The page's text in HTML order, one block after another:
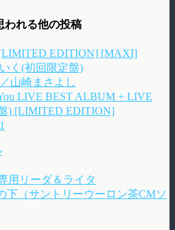
われる他の投稿
EDITION] [MAXI]
く(初回限定盤)
山崎まさよし
LIVE BEST ALBUM + LIVE
) [LIMITED EDITION]
用リーダ＆ライタ
下（サントリーウーロン茶CMソ